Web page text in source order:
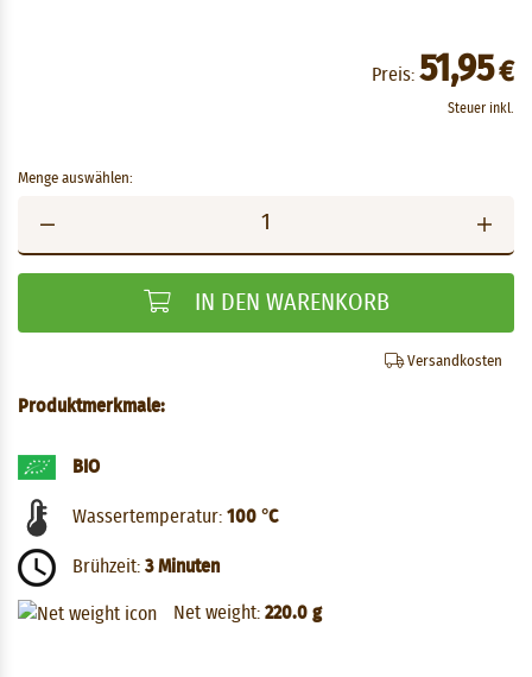
Preis: 51,95€
Steuer inkl.
Menge auswählen:
IN DEN WARENKORB
Versandkosten
Produktmerkmale:
BIO
Wassertemperatur: 100 °C
Brühzeit: 3 Minuten
Net weight: 220.0 g